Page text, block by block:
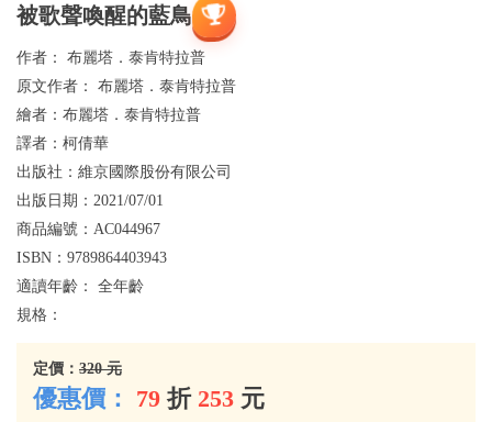
被歌聲喚醒的藍鳥
作者： 布麗塔．泰肯特拉普
原文作者： 布麗塔．泰肯特拉普
繪者： 布麗塔．泰肯特拉普
譯者： 柯倩華
出版社： 維京國際股份有限公司
出版日期： 2021/07/01
商品編號： AC044967
ISBN： 9789864403943
適讀年齡： 全年齡
規格：
定價： 320 元
優惠價： 79 折 253 元